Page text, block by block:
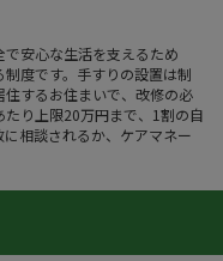
安心な生活を支えるため
度です。手すりの設置は制
するお住まいで、改修の必
り上限20万円まで、1割の自
相談されるか、ケアマネー